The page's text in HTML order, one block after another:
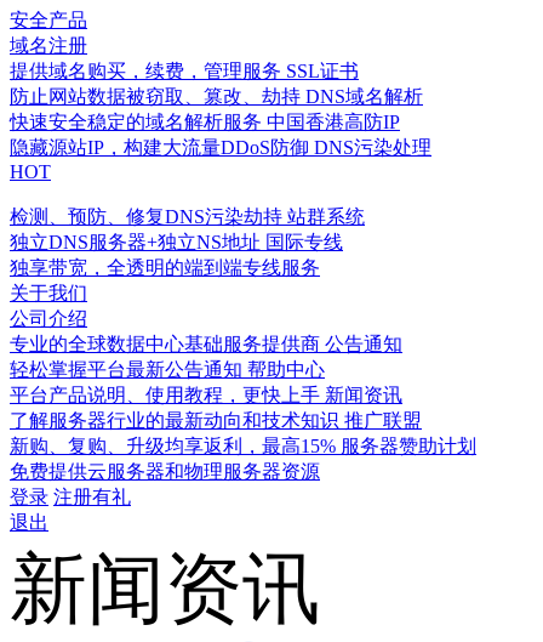
安全产品
域名注册
提供域名购买，续费，管理服务 SSL证书
防止网站数据被窃取、篡改、劫持 DNS域名解析
快速安全稳定的域名解析服务 中国香港高防IP
隐藏源站IP，构建大流量DDoS防御 DNS污染处理
HOT
检测、预防、修复DNS污染劫持 站群系统
独立DNS服务器+独立NS地址 国际专线
独享带宽，全透明的端到端专线服务
关于我们
公司介绍
专业的全球数据中心基础服务提供商 公告通知
轻松掌握平台最新公告通知 帮助中心
平台产品说明、使用教程，更快上手 新闻资讯
了解服务器行业的最新动向和技术知识 推广联盟
新购、复购、升级均享返利，最高15% 服务器赞助计划
免费提供云服务器和物理服务器资源
登录 注册有礼
退出
新闻资讯